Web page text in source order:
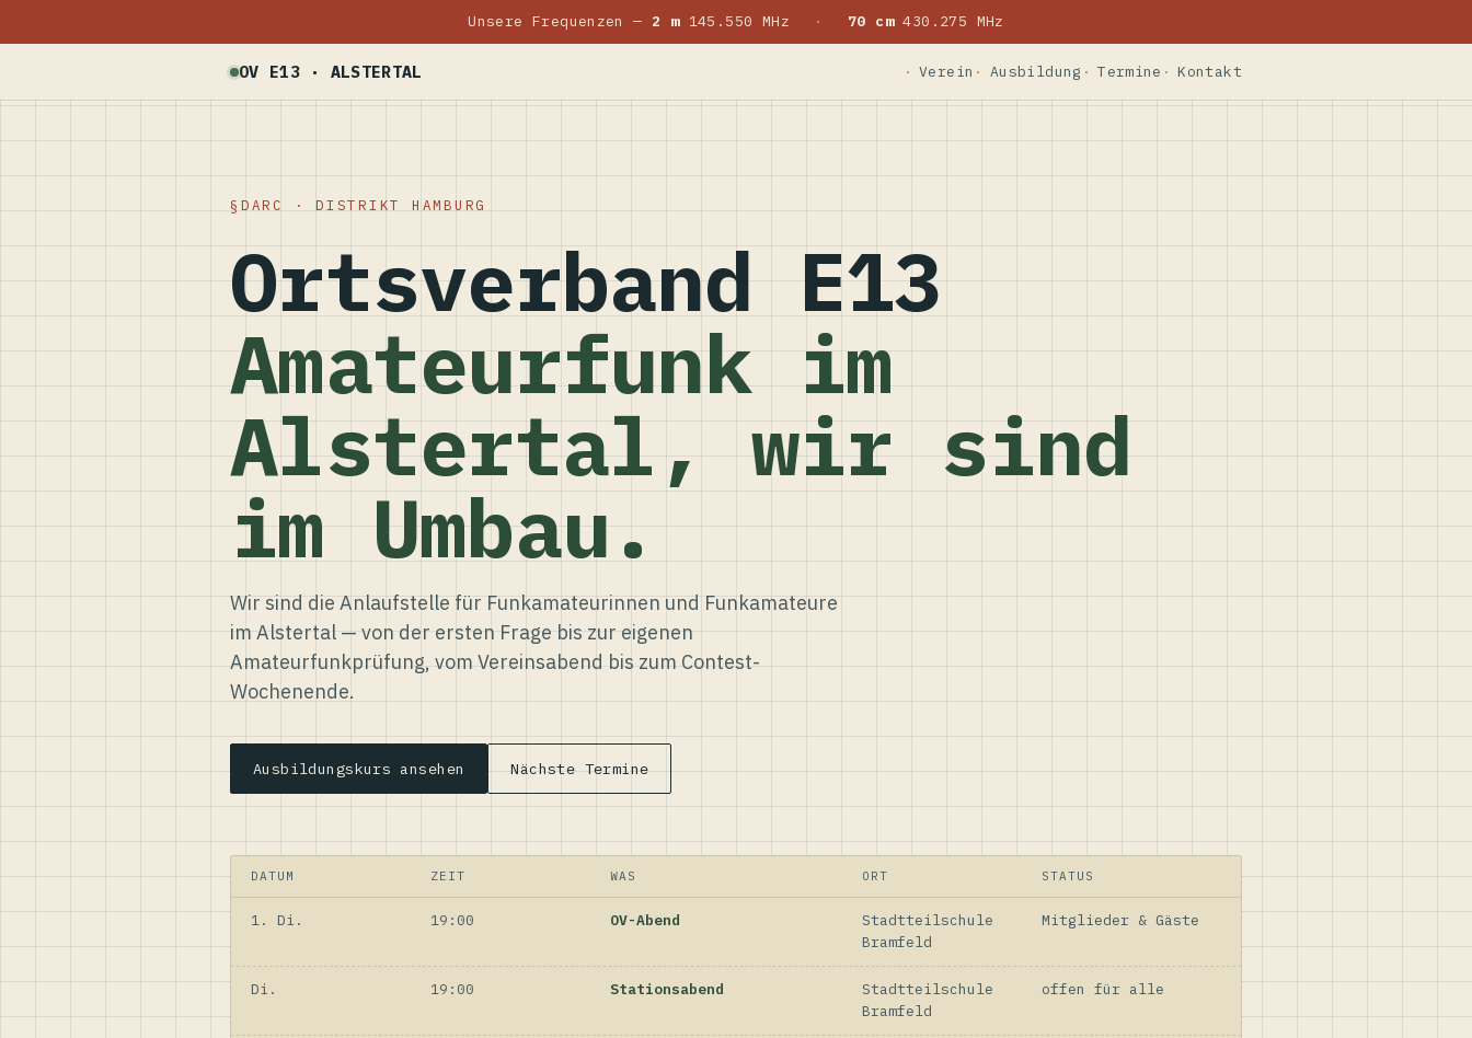
Unsere Frequenzen — 2 m145.550 MHz · 70 cm430.275 MHz
OV E13 · ALSTERTAL Verein Ausbildung Termine Kontakt
DARC · DISTRIKT HAMBURG
Ortsverband E13
Amateurfunk im
Alstertal, wir sind
im Umbau.
Wir sind die Anlaufstelle für Funkamateurinnen und Funkamateure
im Alstertal — von der ersten Frage bis zur eigenen
Amateurfunkprüfung, vom Vereinsabend bis zum Contest-
Wochenende.
Ausbildungskurs ansehen Nächste Termine
DATUM ZEIT WAS ORT STATUS
1. Di. 19:00 OV-Abend
Stadtteilschule
Bramfeld
Mitglieder & Gäste
Di. 19:00 Stationsabend
Stadtteilschule
Bramfeld
offen für alle